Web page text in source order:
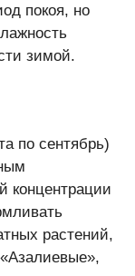
покоя, но
зимой.
по сентябрь)
концентрации
растений,